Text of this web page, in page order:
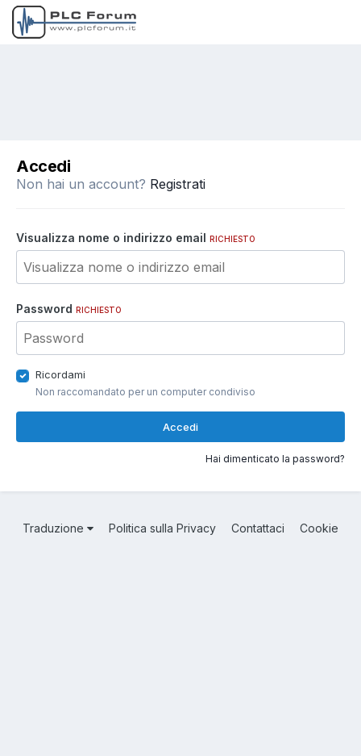
Accedi
Non hai un account? Registrati
Visualizza nome o indirizzo email RICHIESTO
Password RICHIESTO
Ricordami
Non raccomandato per un computer condiviso
Accedi
Hai dimenticato la password?
Traduzione Politica sulla Privacy Contattaci Cookie